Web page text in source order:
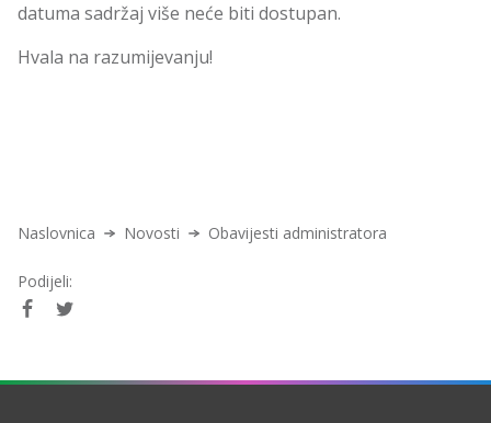
datuma sadržaj više neće biti dostupan.
Hvala na razumijevanju!
Naslovnica Novosti Obavijesti administratora
Podijeli: